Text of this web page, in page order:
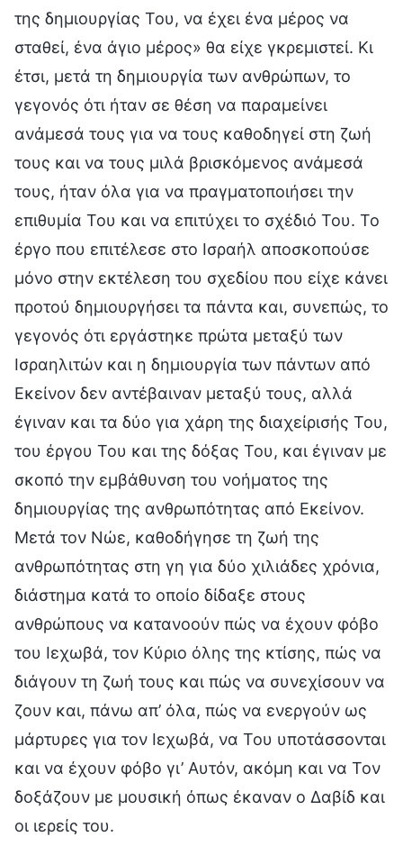
της δημιουργίας Του, να έχει ένα μέρος να
σταθεί, ένα άγιο μέρος» θα είχε γκρεμιστεί. Κι
έτσι, μετά τη δημιουργία των ανθρώπων, το
γεγονός ότι ήταν σε θέση να παραμείνει
ανάμεσά τους για να τους καθοδηγεί στη ζωή
τους και να τους μιλά βρισκόμενος ανάμεσά
τους, ήταν όλα για να πραγματοποιήσει την
επιθυμία Του και να επιτύχει το σχέδιό Του. Το
έργο που επιτέλεσε στο Ισραήλ αποσκοπούσε
μόνο στην εκτέλεση του σχεδίου που είχε κάνει
προτού δημιουργήσει τα πάντα και, συνεπώς, το
γεγονός ότι εργάστηκε πρώτα μεταξύ των
Ισραηλιτών και η δημιουργία των πάντων από
Εκείνον δεν αντέβαιναν μεταξύ τους, αλλά
έγιναν και τα δύο για χάρη της διαχείρισής Του,
του έργου Του και της δόξας Του, και έγιναν με
σκοπό την εμβάθυνση του νοήματος της
δημιουργίας της ανθρωπότητας από Εκείνον.
Μετά τον Νώε, καθοδήγησε τη ζωή της
ανθρωπότητας στη γη για δύο χιλιάδες χρόνια,
διάστημα κατά το οποίο δίδαξε στους
ανθρώπους να κατανοούν πώς να έχουν φόβο
του Ιεχωβά, τον Κύριο όλης της κτίσης, πώς να
διάγουν τη ζωή τους και πώς να συνεχίσουν να
ζουν και, πάνω απ’ όλα, πώς να ενεργούν ως
μάρτυρες για τον Ιεχωβά, να Του υποτάσσονται
και να έχουν φόβο γι’ Αυτόν, ακόμη και να Τον
δοξάζουν με μουσική όπως έκαναν ο Δαβίδ και
οι ιερείς του.